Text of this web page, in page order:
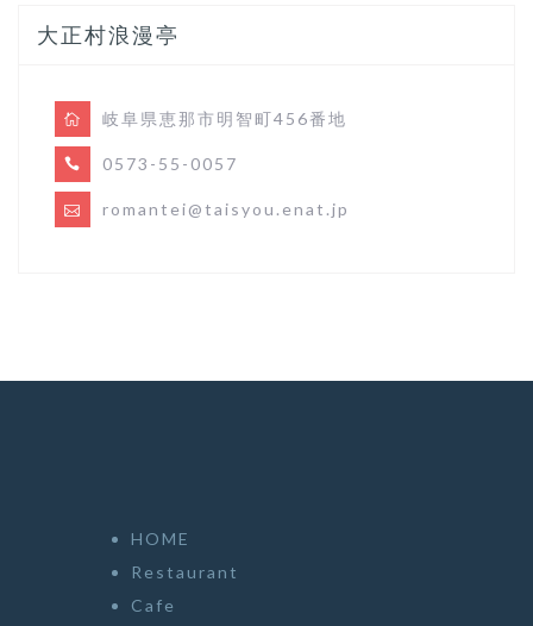
大正村浪漫亭
岐阜県恵那市明智町456番地
0573-55-0057
romantei@taisyou.enat.jp
HOME
Restaurant
Cafe